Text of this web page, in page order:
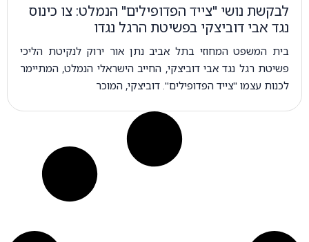
לבקשת נושי "צייד הפדופילים" הנמלט: צו כינוס
נגד אבי דוביצקי בפשיטת הרגל נגדו
בית המשפט המחוזי בתל אביב נתן אור ירוק לנקיטת הליכי
פשיטת רגל נגד אבי דוביצקי, החייב הישראלי הנמלט, המתיימר
לכנות עצמו "צייד הפדופילים". דוביצקי, המוכר